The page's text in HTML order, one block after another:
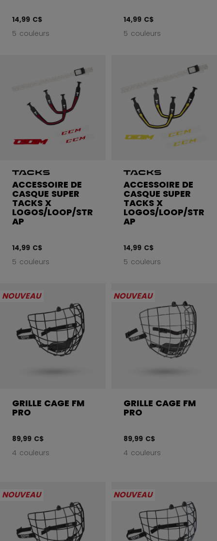
14,99 C$
5 couleurs
14,99 C$
5 couleurs
ACCESSOIRE DE
CASQUE SUPER
TACKS X
LOGOS/LOOP/STR
AP
14,99 C$
5 couleurs
ACCESSOIRE DE
CASQUE SUPER
TACKS X
LOGOS/LOOP/STR
AP
14,99 C$
5 couleurs
NOUVEAU
GRILLE CAGE FM
PRO
89,99 C$
4 couleurs
NOUVEAU
GRILLE CAGE FM
PRO
89,99 C$
4 couleurs
NOUVEAU NOUVEAU